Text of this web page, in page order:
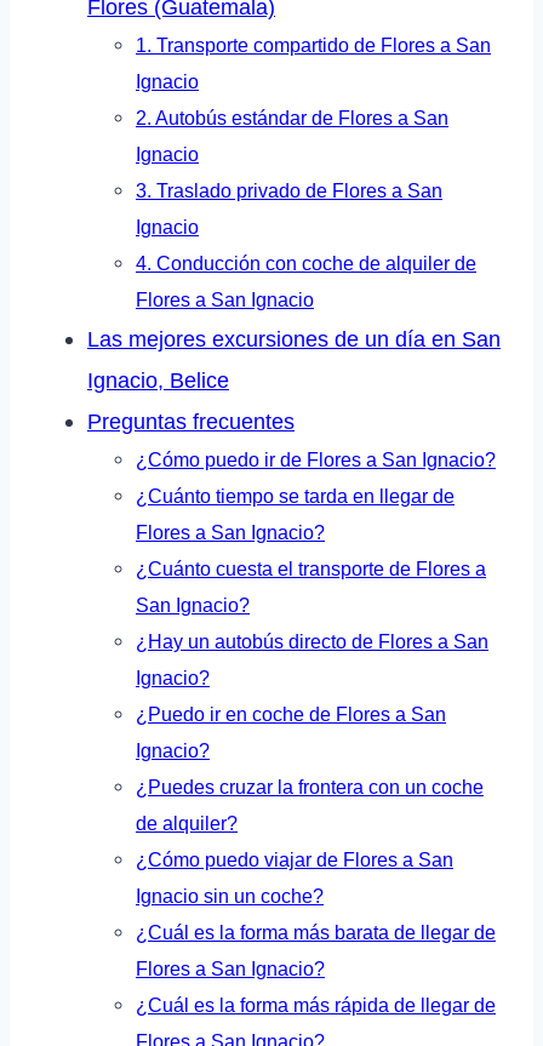
Flores (Guatemala)
1. Transporte compartido de Flores a San
Ignacio
2. Autobús estándar de Flores a San
Ignacio
3. Traslado privado de Flores a San
Ignacio
4. Conducción con coche de alquiler de
Flores a San Ignacio
Las mejores excursiones de un día en San
Ignacio, Belice
Preguntas frecuentes
¿Cómo puedo ir de Flores a San Ignacio?
¿Cuánto tiempo se tarda en llegar de
Flores a San Ignacio?
¿Cuánto cuesta el transporte de Flores a
San Ignacio?
¿Hay un autobús directo de Flores a San
Ignacio?
¿Puedo ir en coche de Flores a San
Ignacio?
¿Puedes cruzar la frontera con un coche
de alquiler?
¿Cómo puedo viajar de Flores a San
Ignacio sin un coche?
¿Cuál es la forma más barata de llegar de
Flores a San Ignacio?
¿Cuál es la forma más rápida de llegar de
Flores a San Ignacio?